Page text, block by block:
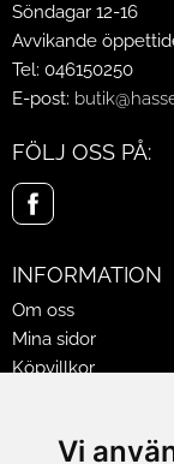
Vi
Söndagar 12-16
Avvikande
Tel: 046150250
E-post:
FÖLJ OSS PÅ:
INFORMATION
Om oss
Mina sidor
Köpvillkor
Jobba på